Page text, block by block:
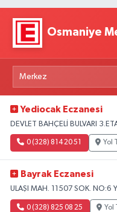
Osmaniye
Yediocak Eczanesi
DEVLET BAHÇELİ BULVARI
0 (328) 814 20 51 Yol
Bayrak Eczanesi
ULAŞI MAH. 11507 SOK. NO:6
0 (328) 825 08 25 Yol